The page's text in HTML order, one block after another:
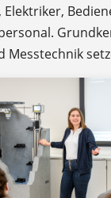
Elektriker,
Messtechnik